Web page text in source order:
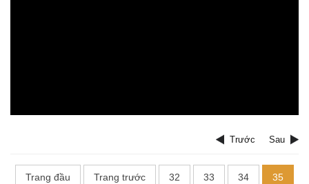
Trước Sau
Trang đầu Trang trước 32 33 34 35